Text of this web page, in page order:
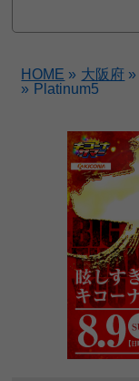
HOME » 大阪府 »
» Platinum5